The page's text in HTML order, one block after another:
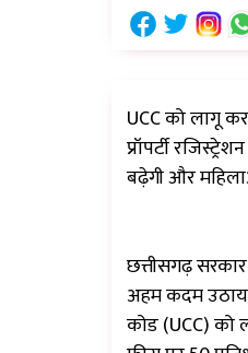
UCC को लागू
प्रॉपर्टी
बढ़ेगी और
छत्तीसगढ़
अहम कदम
कोड (UCC) को